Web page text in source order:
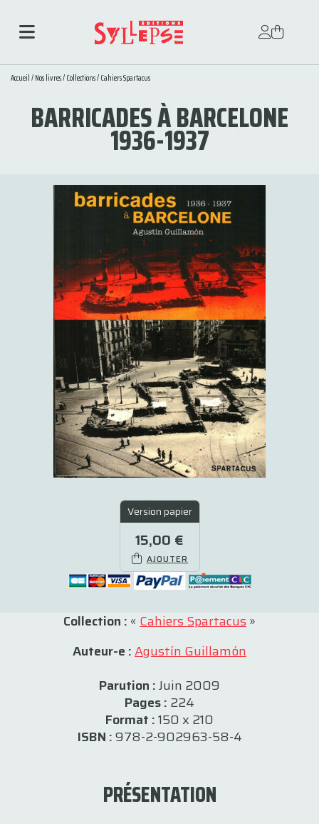
Accueil/Nos livres/Collections/Cahiers Spartacus
BARRICADES À BARCELONE
1936-1937
Version papier
15,00 €
AJOUTER
Collection : « Cahiers Spartacus»
Auteur-e :Agustín Guillamón
Parution :Juin 2009
Pages : 224
Format :150 x 210
ISBN :978-2-902963-58-4
PRÉSENTATION